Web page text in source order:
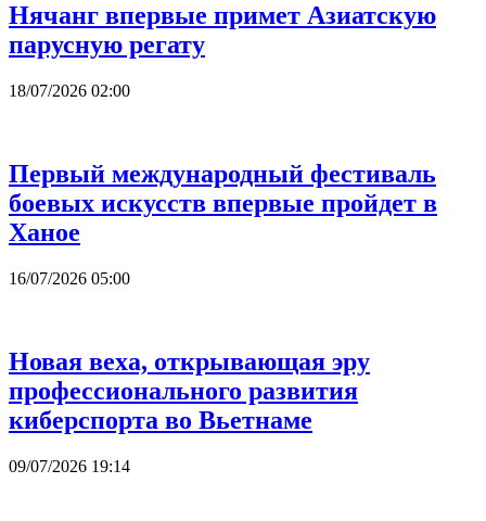
Нячанг впервые примет Азиатскую
парусную регату
18/07/2026 02:00
Первый международный фестиваль
боевых искусств впервые пройдет в
Ханое
16/07/2026 05:00
Новая веха, открывающая эру
профессионального развития
киберспорта во Вьетнаме
09/07/2026 19:14